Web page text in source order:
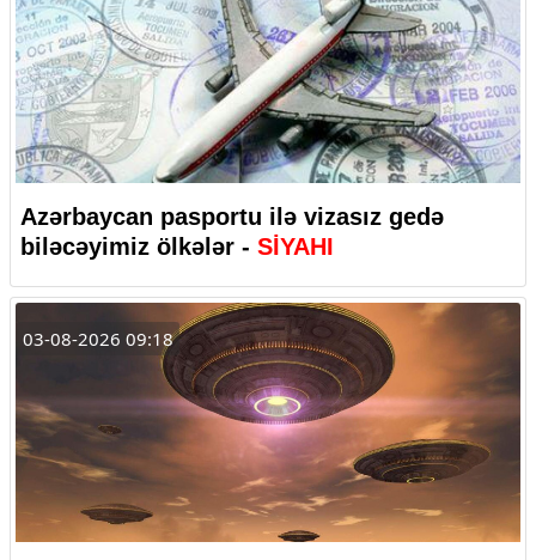
Azərbaycan pasportu ilə vizasız gedə
biləcəyimiz ölkələr - SİYAHI
03-08-2026 09:18